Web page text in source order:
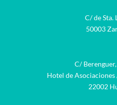
C/ de Sta.
50003
C/
Hotel de
22002